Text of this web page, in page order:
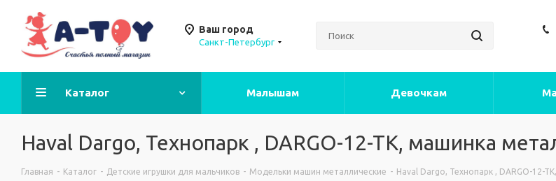
Ваш город
Санкт-Петербург
Каталог Малышам Девочкам
Haval Dargo, Технопарк , DARGO-12-TK, машинка
Главная - Каталог - Детские игрушки для мальчиков - Модельки машин металлические - Haval Dargo, Технопарк , DARGO-12-